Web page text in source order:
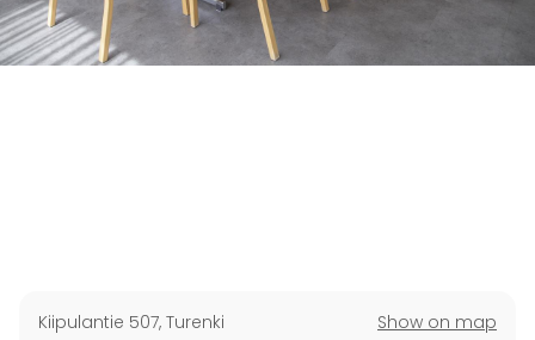
Kiipulantie 507, Turenki Show on map